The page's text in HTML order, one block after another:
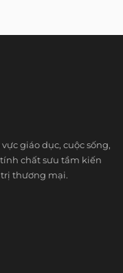
giáo dục, cuộc sống,
chất sưu tầm kiến
thương mại.